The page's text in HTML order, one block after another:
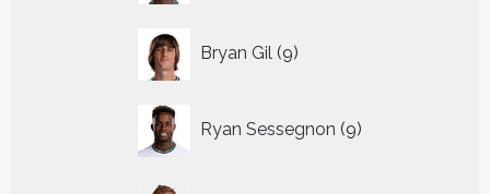
Bryan Gil 9
producten
Ryan Sessegnon 9
producten